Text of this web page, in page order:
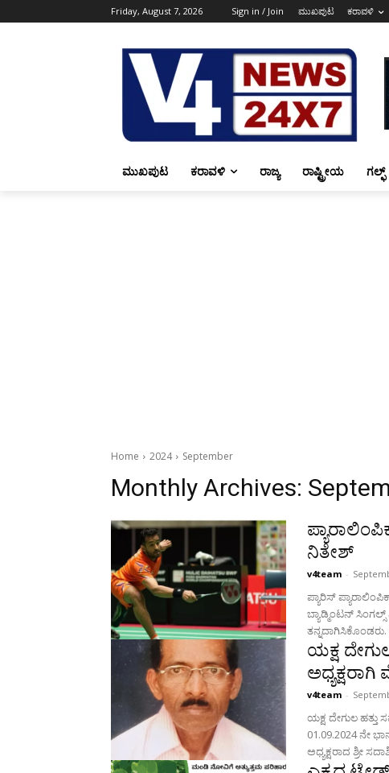
Friday, August 7, 2026 Sign in / Join ಮುಖಪುಟ ಕರಾವಳಿ
ಮುಖಪುಟ ಕರಾವಳಿ ರಾಜ್ಯ ರಾಷ್ಟ್ರೀಯ ಗಲ್ಫ್
Home 2024 September
Monthly Archives:
ನಿತೇಶ್
v4team -
ಪ್ಯಾರಿಸ್
ಬ್ಯಾಡ್ಮಿಂಟನ್
ಯಕ್ಷ
v4team -
ಯಕ್ಷ ದೇಗುಲ
01.09.2024 ನೇ
ಅಧ್ಯಕ್ಷರಾದ ಶ್ರೀ